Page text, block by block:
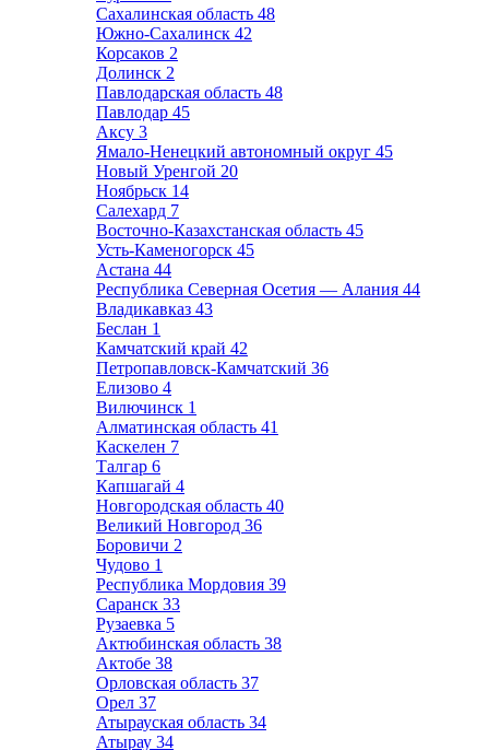
Сахалинская область 48
Южно-Сахалинск 42
Корсаков 2
Долинск 2
Павлодарская область 48
Павлодар 45
Аксу 3
Ямало-Ненецкий автономный округ 45
Новый Уренгой 20
Ноябрьск 14
Салехард 7
Восточно-Казахстанская область 45
Усть-Каменогорск 45
Астана 44
Республика Северная Осетия — Алания 44
Владикавказ 43
Беслан 1
Камчатский край 42
Петропавловск-Камчатский 36
Елизово 4
Вилючинск 1
Алматинская область 41
Каскелен 7
Талгар 6
Капшагай 4
Новгородская область 40
Великий Новгород 36
Боровичи 2
Чудово 1
Республика Мордовия 39
Саранск 33
Рузаевка 5
Актюбинская область 38
Актобе 38
Орловская область 37
Орел 37
Атырауская область 34
Атырау 34